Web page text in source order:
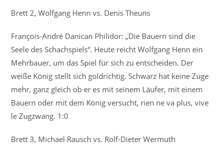
Brett 2, Wolfgang Henn vs. Denis Theuns
François-André Danican Philidor: „Die Bauern sind die
Seele des Schachspiels“. Heute reicht Wolfgang Henn ein
Mehrbauer, um das Spiel für sich zu entscheiden. Der
weiße König stellt sich goldrichtig. Schwarz hat keine Züge
mehr, ganz gleich ob er es mit seinem Läufer, mit einem
Bauern oder mit dem König versucht, rien ne va plus, vive
le Zugzwang. 1:0
Brett 3, Michael Rausch vs. Rolf-Dieter Wermuth